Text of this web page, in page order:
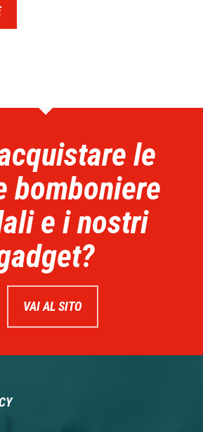
le
bomboniere
e i nostri
VAI AL SITO